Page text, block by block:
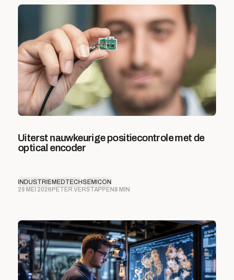
Uiterst nauwkeurige positiecontrole met de
optical encoder
INDUSTRIEMEDTECHSEMICON
29 MEI 2026 PETER VERSTAPPEN 8 MIN